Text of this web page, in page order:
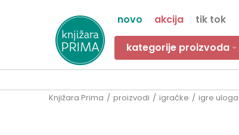
novo akcija tik tok
kategorije proizvoda
Knjižara Prima proizvodi igračke igre uloga